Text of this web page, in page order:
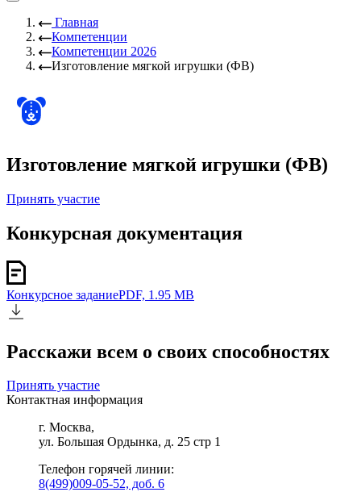
Главная
Компетенции
Компетенции 2026
Изготовление мягкой игрушки (ФВ)
Изготовление мягкой игрушки (ФВ)
Принять участие
Конкурсная документация
Конкурсное заданиеPDF, 1.95 MB
Расскажи всем о своих способностях
Принять участие
Контактная информация
г. Москва,
ул. Большая Ордынка, д. 25 стр 1
Телефон горячей линии:
8(499)009-05-52, доб. 6